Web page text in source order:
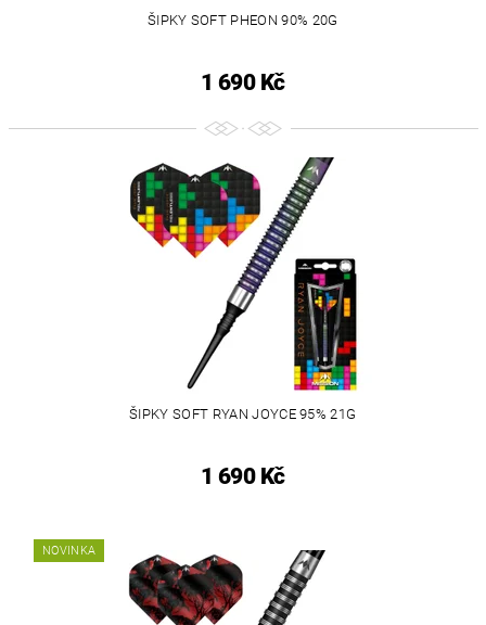
ŠIPKY SOFT PHEON 90% 20G
1 690 Kč
ŠIPKY SOFT RYAN JOYCE 95% 21G
1 690 Kč
NOVINKA